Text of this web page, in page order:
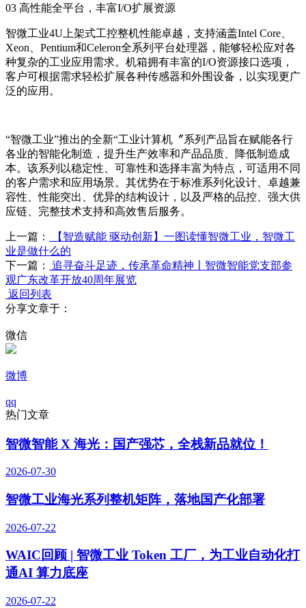
03 高性能全平台，丰富I/O扩展资源
智微工业4U上架式工控整机性能卓越，支持涵盖Intel Core、
Xeon、Pentium和Celeron全系列平台处理器，能够轻松应对各
种复杂的工业应用需求。机箱拥有丰富的I/O资源接口选项，
客户可根据需求轻松扩展各种传感器和外围设备，以实现更广
泛的应用。
“智微工业”推出的全新“工业计算机〞系列产品旨在赋能各行
各业的智能化制造，提升生产效率和产品品质、降低制造成
本。该系列以稳定性、可靠性和选择丰富为特点，可适用不同
的客户需求和应用场景。其优势在于标准系列化设计、卓越兼
容性、性能突出、优异的结构设计，以及严格的品控、强大供
应链、完整技术支持和高效售后服务。
上一篇：
【智造赋能 驱动创新】一图读懂智微工业，智微工
业是做什么的
下一篇：
追寻奋斗足迹，传承革命精神丨智微智能党支部参
观广东改革开放40周年展览
返回列表
分享文章于：
微信
微博
qq
热门文章
智微智能 X 海光：国产强芯，全栈新品就位！
2026-07-30
智微工业海光系列整机矩阵，落地国产化部署
2026-07-22
WAIC回顾 | 智微工业 Token 工厂，为工业自动化打
通AI 算力底座
2026-07-22